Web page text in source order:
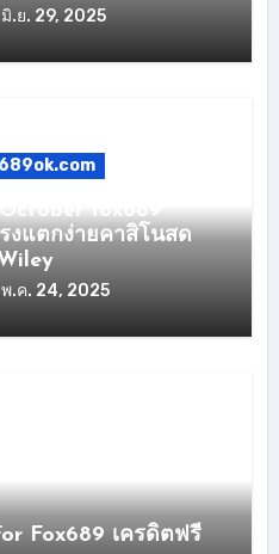
มิ.ย. 29, 2025
fox689
งแตกง่ายคาสิโนสด
พ.ค. 24, 2025
Fox689 เครดิตฟรี